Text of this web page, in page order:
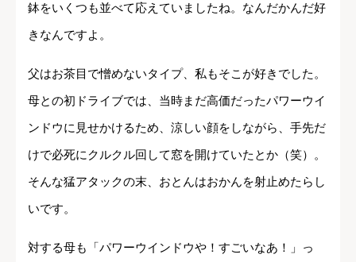
鉢をいくつも並べて応えていましたね。なんだかんだ好
きなんですよ。
父はお茶目で憎めないタイプ、私もそこが好きでした。
母との初ドライブでは、当時まだ高価だったパワーウイ
ンドウに見せかけるため、涼しい顔をしながら、手先だ
けで必死にクルクル回して窓を開けていたとか（笑）。
そんな猛アタックの末、おとんはおかんを射止めたらし
いです。
対する母も「パワーウインドウや！すごいなあ！」っ